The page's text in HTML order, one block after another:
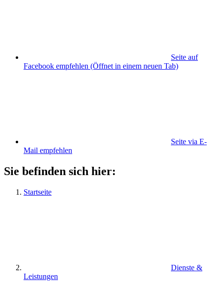
Seite auf
Facebook empfehlen (Öffnet in einem neuen Tab)
Seite via E-
Mail empfehlen
Sie befinden sich hier:
Startseite
Dienste &
Leistungen